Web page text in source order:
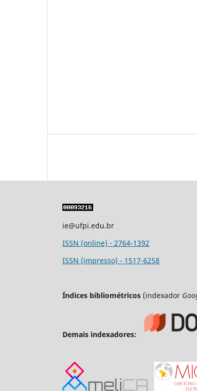
ie@ufpi.edu.br
ISSN (online) - 2764-1392
ISSN (impresso) - 1517-6258
Índices bibliométricos (indexador
Demais indexadores: